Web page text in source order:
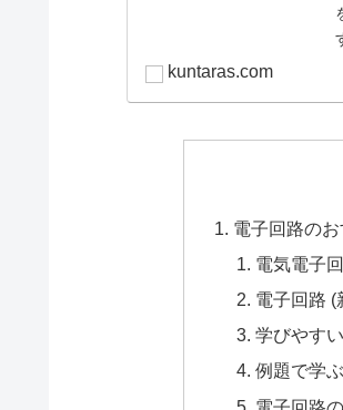
kuntaras.com
電子回路の
電気電子
電子回路 (
学びやす
例題で学